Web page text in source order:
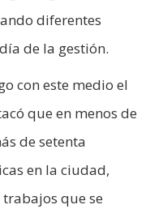
diferentes
de la gestión.
con este medio el
que en menos de
de setenta
en la ciudad,
que se